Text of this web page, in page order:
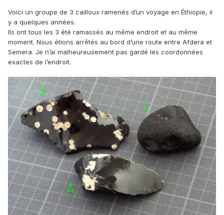
Voici un groupe de 3 cailloux ramenés d’un voyage en Éthiopie, il
y a quelques années.
Ils ont tous les 3 été ramassés au même endroit et au même
moment. Nous étions arrêtés au bord d’une route entre Afdera et
Semera. Je n’ai malheureusement pas gardé les coordonnées
exactes de l’endroit.